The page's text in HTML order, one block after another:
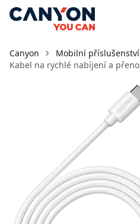
Canyon Mobilní příslušenství